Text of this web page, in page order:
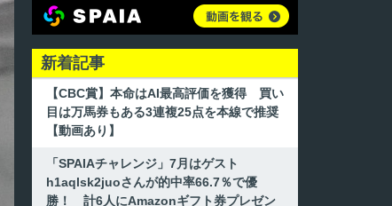
新着記事
【CBC賞】本命はAI最高評価を獲得 買い
目は万馬券もある3連複25点を本線で推奨
【動画あり】
「SPAIAチャレンジ」7月はゲスト
h1aqlsk2juoさんが的中率66.7％で優
勝！ 計6人にAmazonギフト券プレゼン